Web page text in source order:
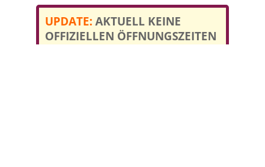
UPDATE: AKTUELL KEINE
OFFIZIELLEN ÖFFNUNGSZEITEN